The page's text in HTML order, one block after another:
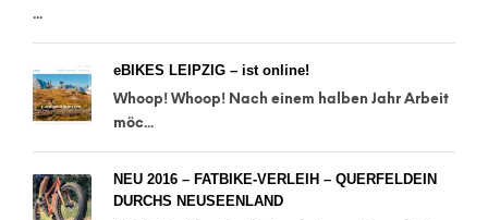
...
eBIKES LEIPZIG – ist online!
Whoop! Whoop! Nach einem halben Jahr Arbeit
möc...
NEU 2016 – FATBIKE-VERLEIH – QUERFELDEIN
DURCHS NEUSEENLAND